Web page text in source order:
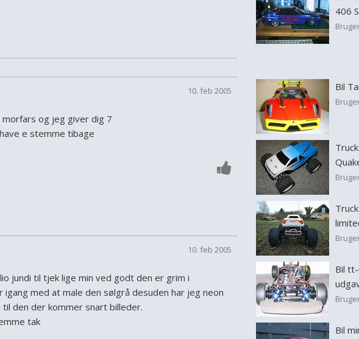
10. feb 2005
og jeg giver dig 7
e stemme tibage
10. feb 2005
jundi til tjek lige min ved godt den er grim i
igang med at male den sølgrå desuden har jeg neon
den der kommer snart billeder.
tak
406
Bil
Bil
Bil